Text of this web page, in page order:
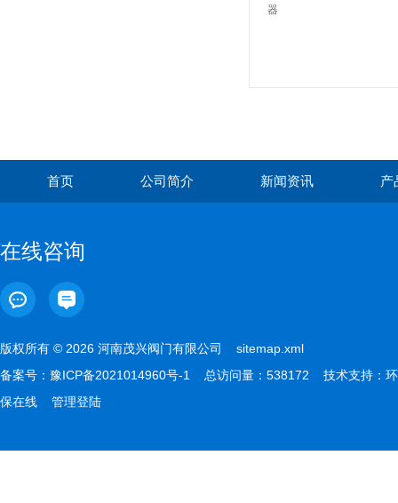
首页 公司简介 新闻资讯 产
在线咨询
版权所有 © 2026 河南茂兴阀门有限公司 sitemap.xml
备案号： 豫ICP备2021014960号-1 总访问量：538172 技术支持： 环
保在线
管理登陆